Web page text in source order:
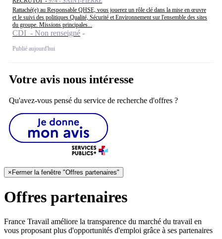
Rattaché(e) au Responsable QHSE, vous jouerez un rôle clé dans la mise en œuvre
et le suivi des politiques Qualité, Sécurité et Environnement sur l'ensemble des sites
du groupe. Missions principales...
CDI - Non renseigné
Publié aujourd'hui
Votre avis nous intéresse
Qu'avez-vous pensé du service de recherche d'offres ?
× Fermer la fenêtre "Offres partenaires"
Offres partenaires
France Travail améliore la transparence du marché du travail en
vous proposant plus d'opportunités d'emploi grâce à ses partenaires